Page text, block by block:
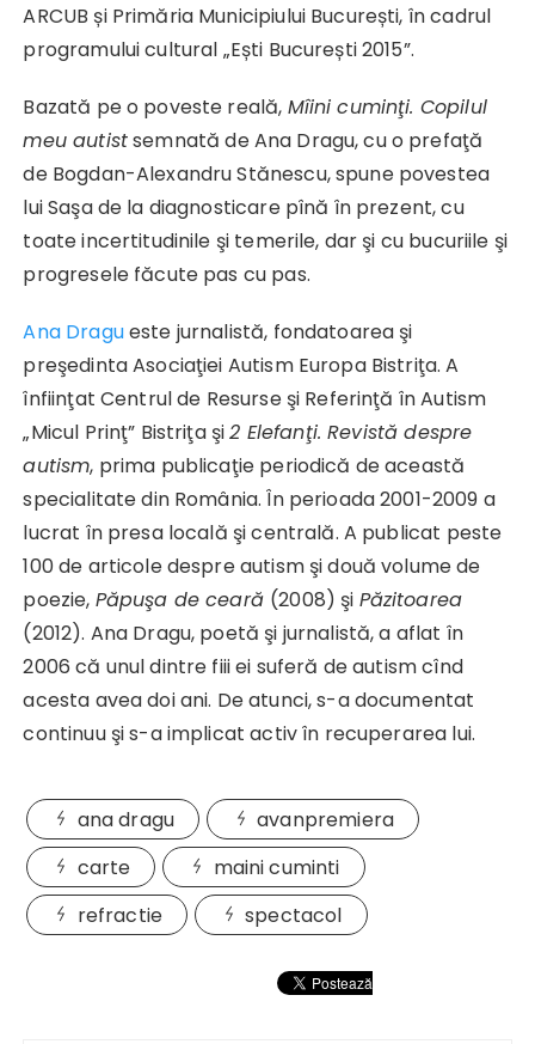
ARCUB și Primăria Municipiului București, în cadrul
programului cultural „Ești București 2015”.
Bazată pe o poveste reală, Mîini cuminţi. Copilul
meu autistsemnată de Ana Dragu, cu o prefaţă
de Bogdan-Alexandru Stănescu, spune povestea
lui Saşa de la diagnosticare pînă în prezent, cu
toate incertitudinile şi temerile, dar şi cu bucuriile şi
progresele făcute pas cu pas.
Ana Dragueste jurnalistă, fondatoarea şi
preşedinta Asociaţiei Autism Europa Bistriţa. A
înfiinţat Centrul de Resurse şi Referinţă în Autism
„Micul Prinţ” Bistriţa şi2 Elefanţi. Revistă despre
autism, prima publicaţie periodică de această
specialitate din România. În perioada 2001-2009 a
lucrat în presa locală şi centrală. A publicat peste
100 de articole despre autism şi două volume de
poezie, Păpuşa de ceară (2008) şi Păzitoarea
(2012). Ana Dragu, poetă şi jurnalistă, a aflat în
2006 că unul dintre fiii ei suferă de autism cînd
acesta avea doi ani. De atunci, s-a documentat
continuu şi s-a implicat activ în recuperarea lui.
ana dragu
avanpremiera
carte
maini cuminti
refractie
spectacol